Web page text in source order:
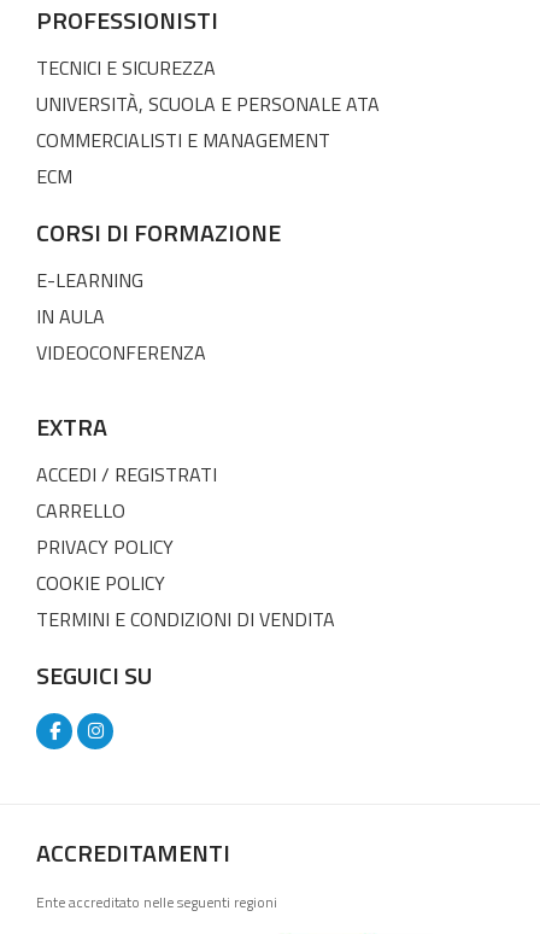
PROFESSIONISTI
TECNICI E SICUREZZA
UNIVERSITÀ, SCUOLA E PERSONALE ATA
COMMERCIALISTI E MANAGEMENT
ECM
CORSI DI FORMAZIONE
E-LEARNING
IN AULA
VIDEOCONFERENZA
EXTRA
ACCEDI / REGISTRATI
CARRELLO
PRIVACY POLICY
COOKIE POLICY
TERMINI E CONDIZIONI DI VENDITA
SEGUICI SU
ACCREDITAMENTI
Ente accreditato nelle seguenti regioni